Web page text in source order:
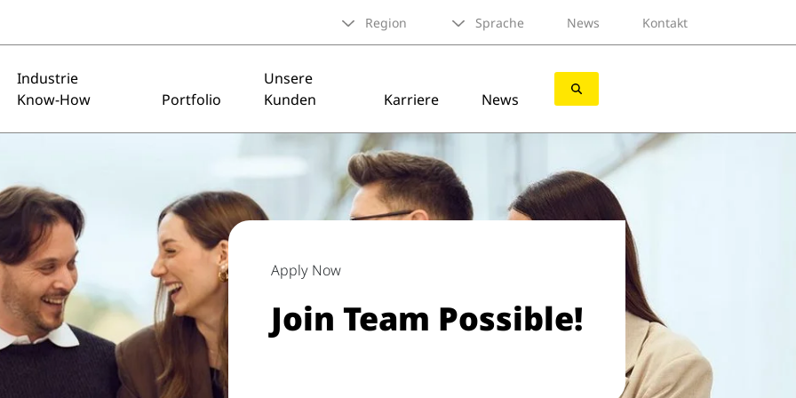
Region Sprache News Kontakt
Industrie
Know-How
Portfolio
Unsere
Kunden
Karriere News
Apply Now
Join Team Possible!